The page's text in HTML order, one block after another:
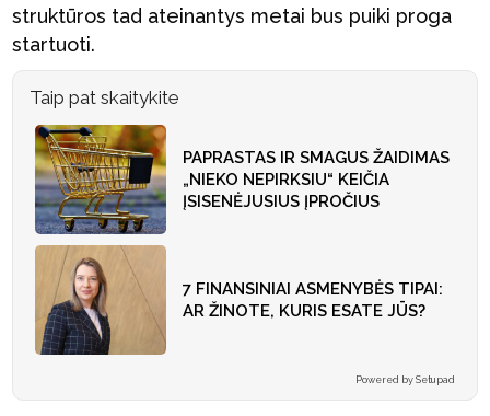
struktūros tad ateinantys metai bus puiki proga
startuoti.
Taip pat skaitykite
PAPRASTAS IR SMAGUS ŽAIDIMAS
„NIEKO NEPIRKSIU“ KEIČIA
ĮSISENĖJUSIUS ĮPROČIUS
7 FINANSINIAI ASMENYBĖS TIPAI:
AR ŽINOTE, KURIS ESATE JŪS?
Powered by Setupad